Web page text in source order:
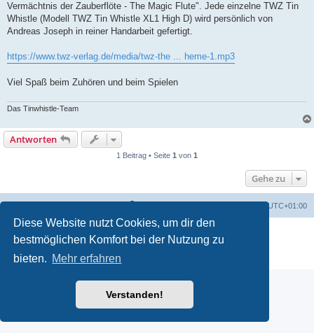
Diese Website nutzt Cookies, um dir den
bestmöglichen Komfort bei der Nutzung zu
bieten. Mehr erfahren
Verstanden!
Vermächtnis der Zauberflöte - The Magic Flute". Jede einzelne TWZ Tin
Whistle (Modell TWZ Tin Whistle XL1 High D) wird persönlich von
Andreas Joseph in reiner Handarbeit gefertigt.
https://www.twz-verlag.de/media/twz-the ... heme-1.mp3
Viel Spaß beim Zuhören und beim Spielen
Das Tinwhistle-Team
Antworten
1 Beitrag • Seite 1 von 1
Gehe zu
UTC+01:00
® Forum Software © phpBB Limited
Deutsche Übersetzung durchphpBB.de
Datenschutz